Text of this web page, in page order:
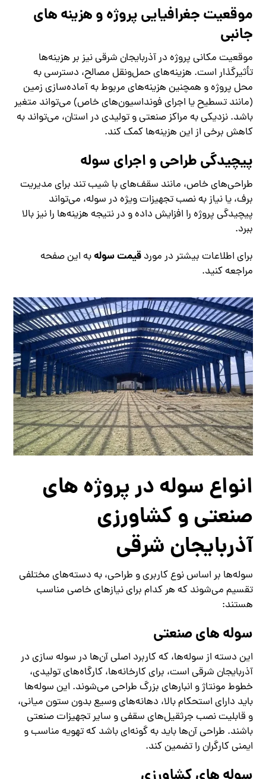
موقعیت جغرافیایی پروژه و هزینه‌ های
جانبی
موقعیت مکانی پروژه در آذربایجان شرقی نیز بر هزینه‌ها
تأثیرگذار است. هزینه‌های حمل‌ونقل مصالح، دسترسی به
محل پروژه و همچنین هزینه‌های مربوط به آماده‌سازی زمین
(مانند تسطیح یا اجرای فونداسیون‌های خاص) می‌تواند متغیر
باشد. نزدیکی به مراکز صنعتی و تولیدی در استان، می‌تواند به
کاهش برخی از این هزینه‌ها کمک کند.
پیچیدگی طراحی و اجرای سوله
طراحی‌های خاص، مانند سقف‌های با شیب تند برای مدیریت
برف، یا نیاز به نصب تجهیزات ویژه در سوله، می‌تواند
پیچیدگی پروژه را افزایش داده و در نتیجه هزینه‌ها را نیز بالا
ببرد.
برای اطلاعات بیشتر در موردقیمت سولهبه این صفحه
مراجعه کنید.
انواع سوله‌ در پروژه ‌های
صنعتی و کشاورزی
آذربایجان شرقی
سوله‌ها بر اساس نوع کاربری و طراحی، به دسته‌های مختلفی
تقسیم می‌شوند که هر کدام برای نیازهای خاصی مناسب
هستند:
سوله‌ های صنعتی
این دسته از سوله‌ها، که کاربرد اصلی آن‌ها در سوله‌ سازی در
آذربایجان شرقی است، برای کارخانه‌ها، کارگاه‌های تولیدی،
خطوط مونتاژ و انبارهای بزرگ طراحی می‌شوند. این سوله‌ها
باید دارای استحکام بالا، دهانه‌های وسیع بدون ستون میانی،
و قابلیت نصب جرثقیل‌های سقفی و سایر تجهیزات صنعتی
باشند. طراحی آن‌ها باید به گونه‌ای باشد که تهویه مناسب و
ایمنی کارگران را تضمین کند.